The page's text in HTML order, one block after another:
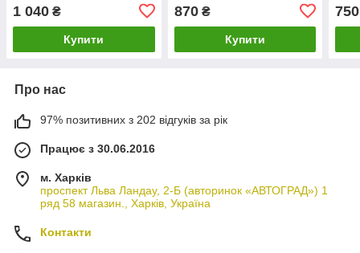
1 040 ₴
Купити
870₴
Купити
750
Про нас
97% позитивних з 202 відгуків за рік
Працює з 30.06.2016
м. Харків
проспект Льва Ландау, 2-Б (авторинок «АВТОГРАД») 1
ряд 58 магазин., Харків, Україна
Контакти